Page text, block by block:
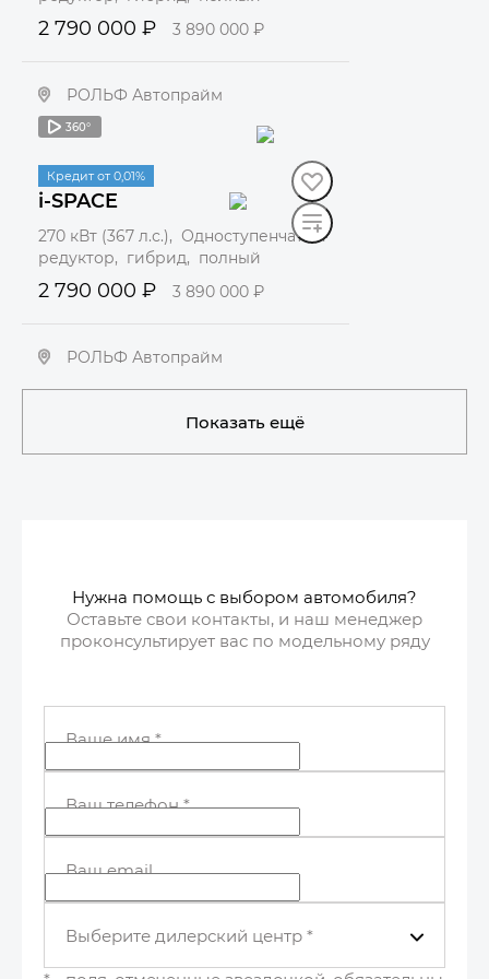
2 790 000 ₽ 3 890 000 ₽
РОЛЬФ Автопрайм
Кредит от 0,01%
360°
В наличии
i-SPACE
270 кВт (367 л.с.), Одноступенчатый
редуктор, гибрид, полный
2 790 000 ₽ 3 890 000 ₽
РОЛЬФ Автопрайм
Показать ещё
Нужна помощь с выбором автомобиля?
Оставьте свои контакты, и наш менеджер
проконсультирует вас по модельному ряду
Ваше имя*
Ваш телефон*
Ваш email
Выберите дилерский центр *